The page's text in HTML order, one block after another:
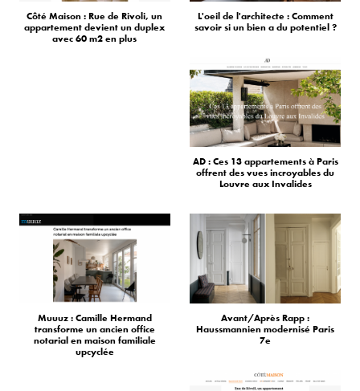
Côté Maison : Rue de Rivoli, un
appartement devient un duplex
avec 60 m2 en plus
L'oeil de l'architecte : Comment
savoir si un bien a du potentiel ?
AD : Ces 13 appartements à Paris
offrent des vues incroyables du
Louvre aux Invalides
Muuuz : Camille Hermand
transforme un ancien office
notarial en maison familiale
upcyclée
Avant/Après Rapp :
Haussmannien modernisé Paris
7e